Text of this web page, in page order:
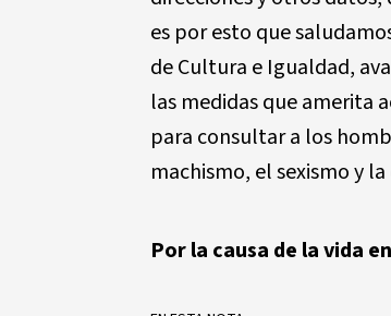
es por esto que
de Cultura e Igualdad,
las medidas que amerita
para consultar a los
machismo, el sexismo y
Por la causa de la vida